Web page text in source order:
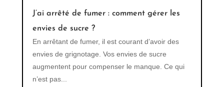
J’ai arrêté de fumer : comment gérer les
envies de sucre ?
En arrêtant de fumer, il est courant d’avoir des
envies de grignotage. Vos envies de sucre
augmentent pour compenser le manque. Ce qui
n’est pas...